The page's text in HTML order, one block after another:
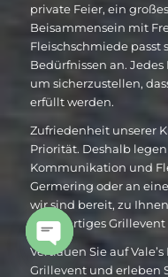
private Feier, ein
Beisammensein mit
Fleischschmiede
Bedürfnissen an.
um sicherzustellen,
erfüllt werden.
Zufriedenheit unserer
Priorität. Deshalb
Kommunikation und
Germering oder an
wir sind bereit, zu
einzigartiges
Vertrauen Sie auf
Grillevent und erleben
chaty